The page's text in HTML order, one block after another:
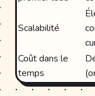
Scalabilité
Coût dans le
temps